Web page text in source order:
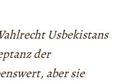
Usbekistans
der
aber sie